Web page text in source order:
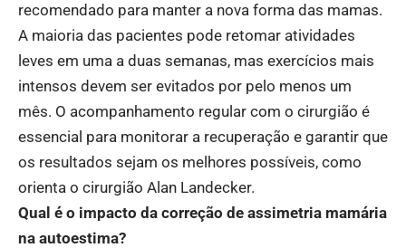
recomendado para manter a nova forma das mamas.
A maioria das pacientes pode retomar atividades
leves em uma a duas semanas, mas exercícios mais
intensos devem ser evitados por pelo menos um
mês. O acompanhamento regular com o cirurgião é
essencial para monitorar a recuperação e garantir que
os resultados sejam os melhores possíveis, como
orienta o cirurgião Alan Landecker.
Qual é o impacto da correção de assimetria mamária
na autoestima?